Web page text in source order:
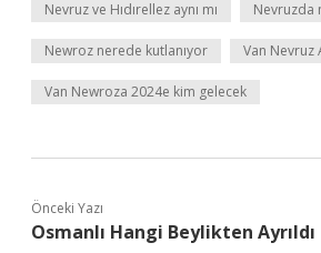
Nevruz ve Hıdırellez aynı mı Nevruzda
Newroz nerede kutlanıyor Van Nevruz
Van Newroza 2024e kim gelecek
Önceki Yazı
Osmanlı Hangi Beylikten Ayrıldı